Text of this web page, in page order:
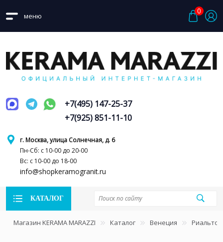
меню
0
г. Москва, улица Солнечная, д. 6
Пн-Сб: с 10-00 до 20-00
Вс: с 10-00 до 18-00
info@shopkeramogranit.ru
+7(495) 147-25-37
+7(925) 851-11-10
КАТАЛОГ
Магазин KERAMA MARAZZI Каталог Венеция Риальто